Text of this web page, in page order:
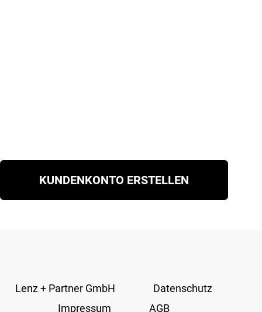
KUNDENKONTO ERSTELLEN
Lenz + Partner GmbH
Datenschutz
Impressum
AGB